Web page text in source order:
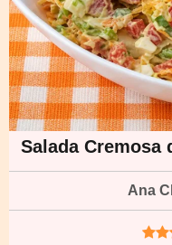
Salada Cremosa
Ana